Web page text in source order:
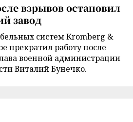
взрывов остановил
завод
систем Kromberg &
прекратил работу после
военной администрации
Виталий Бунечко.